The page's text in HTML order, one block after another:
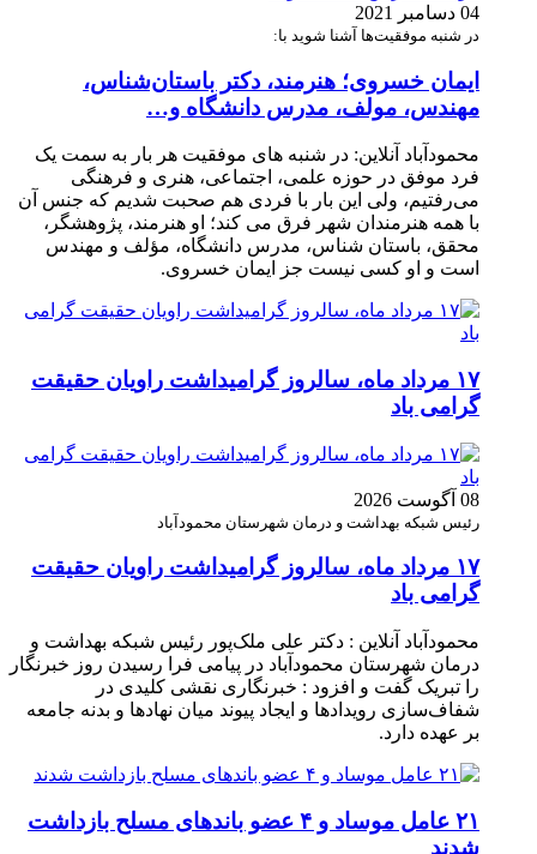
04 دسامبر 2021
در شنبه موفقیت‌ها آشنا شوید با:
ایمان خسروی؛ هنرمند، دکتر باستان‌شناس،
مهندس، مولف، مدرس دانشگاه و…
محمودآباد آنلاین: در شنبه های موفقیت هر بار به سمت یک
فرد موفق در حوزه علمی، اجتماعی، هنری و فرهنگی
می‌رفتیم، ولی این بار با فردی هم صحبت شدیم که جنس آن
با همه هنرمندان شهر فرق می کند؛ او هنرمند، پژوهشگر،
محقق، باستان شناس، مدرس دانشگاه، مؤلف و مهندس
است و او کسی نیست جز ایمان خسروی.
۱۷ مرداد ماه، سالروز گرامیداشت راویان حقیقت
گرامی باد
08 آگوست 2026
رئیس شبکه بهداشت و درمان شهرستان محمودآباد
۱۷ مرداد ماه، سالروز گرامیداشت راویان حقیقت
گرامی باد
محمودآباد آنلاین : دکتر علی ملک‌پور رئیس شبکه بهداشت و
درمان شهرستان محمودآباد در پیامی فرا رسیدن روز خبرنگار
را تبریک گفت و افزود : خبرنگاری نقشی کلیدی در
شفاف‌سازی رویدادها و ایجاد پیوند میان نهادها و بدنه جامعه
بر عهده دارد.
۲۱ عامل موساد و ۴ عضو باند‌های مسلح بازداشت
شدند